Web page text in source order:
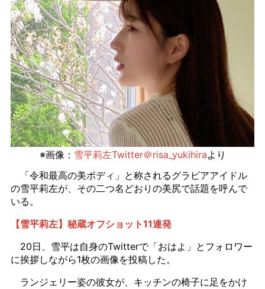
※画像： 雪平莉左Twitter＠risa_yukihiraより
「令和最高の美ボディ」と称されるグラビアアイドル
の雪平莉左が、その二つ名どおりの美尻で話題を呼んで
いる。
【雪平莉左】秘蔵オフショット11連発
20日、雪平は自身のTwitterで「おはよ」とフォロワー
に挨拶しながら1枚の画像を投稿した。
ランジェリー姿の彼女が、キッチンの椅子に足をかけ